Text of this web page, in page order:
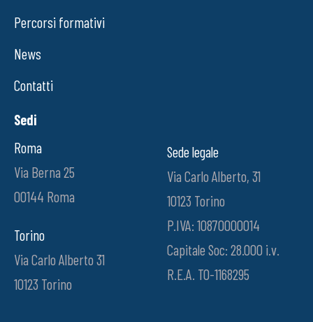
Percorsi formativi
News
Contatti
Sedi
Roma
Via Berna 25
00144 Roma
Torino
Via Carlo Alberto 31
10123 Torino
Sede legale
Via Carlo Alberto, 31
10123 Torino
P.IVA: 10870000014
Capitale Soc: 28.000 i.v.
R.E.A. TO-1168295